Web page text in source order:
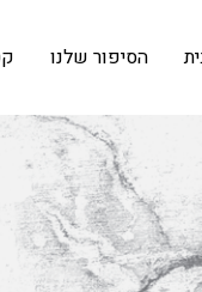
הסיפור שלנו